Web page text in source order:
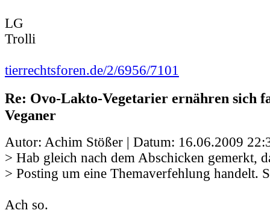
LG
Trolli
tierrechtsforen.de/2/6956/7101
Re: Ovo-Lakto-Vegetarier ernähren sich
Veganer
Autor: Achim Stößer | Datum: 16.06.2009
> Hab gleich nach dem Abschicken gemerkt,
> Posting um eine Themaverfehlung handelt.
Ach so.